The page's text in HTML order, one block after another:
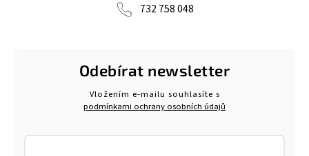
732 758 048
Odebírat newsletter
Vložením e-mailu souhlasíte s
podmínkami ochrany osobních údajů